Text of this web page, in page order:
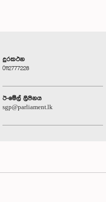
දුරකථන
0112777228
ඊ-මේල් ලිපිනය
sgp@parliament.lk